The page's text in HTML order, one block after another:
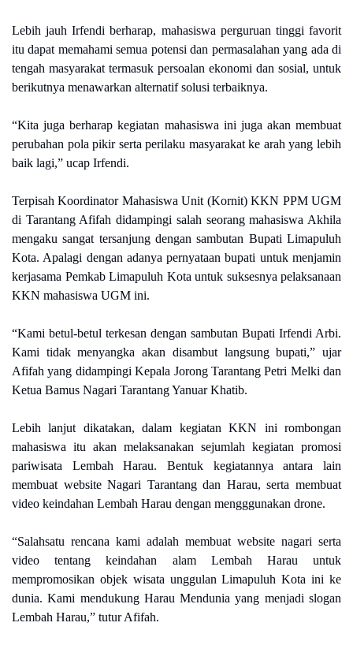
Lebih jauh Irfendi berharap, mahasiswa perguruan tinggi favorit
itu dapat memahami semua potensi dan permasalahan yang ada di
tengah masyarakat termasuk persoalan ekonomi dan sosial, untuk
berikutnya menawarkan alternatif solusi terbaiknya.
“Kita juga berharap kegiatan mahasiswa ini juga akan membuat
perubahan pola pikir serta perilaku masyarakat ke arah yang lebih
baik lagi,” ucap Irfendi.
Terpisah Koordinator Mahasiswa Unit (Kornit) KKN PPM UGM
di Tarantang Afifah didampingi salah seorang mahasiswa Akhila
mengaku sangat tersanjung dengan sambutan Bupati Limapuluh
Kota. Apalagi dengan adanya pernyataan bupati untuk menjamin
kerjasama Pemkab Limapuluh Kota untuk suksesnya pelaksanaan
KKN mahasiswa UGM ini.
“Kami betul-betul terkesan dengan sambutan Bupati Irfendi Arbi.
Kami tidak menyangka akan disambut langsung bupati,” ujar
Afifah yang didampingi Kepala Jorong Tarantang Petri Melki dan
Ketua Bamus Nagari Tarantang Yanuar Khatib.
Lebih lanjut dikatakan, dalam kegiatan KKN ini rombongan
mahasiswa itu akan melaksanakan sejumlah kegiatan promosi
pariwisata Lembah Harau. Bentuk kegiatannya antara lain
membuat website Nagari Tarantang dan Harau, serta membuat
video keindahan Lembah Harau dengan mengggunakan drone.
“Salahsatu rencana kami adalah membuat website nagari serta
video tentang keindahan alam Lembah Harau untuk
mempromosikan objek wisata unggulan Limapuluh Kota ini ke
dunia. Kami mendukung Harau Mendunia yang menjadi slogan
Lembah Harau,” tutur Afifah.